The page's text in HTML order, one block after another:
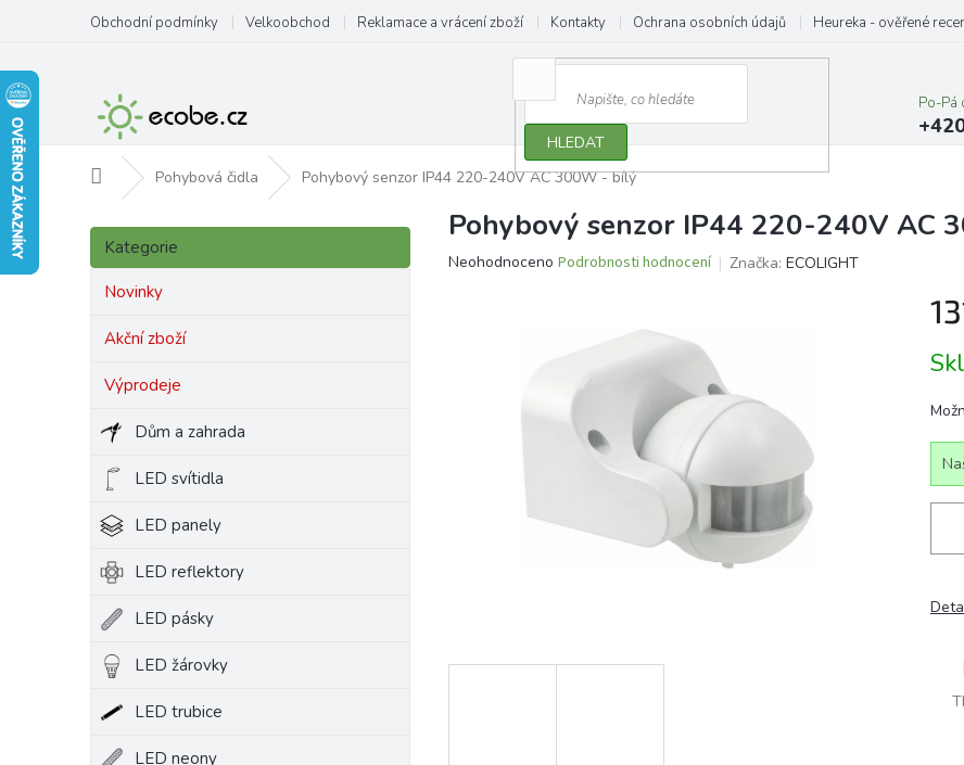
obsah
Obchodní podmínky Velkoobchod Reklamace a vrácení zboží Kontakty Ochrana osobních údajů Heureka - ověřené
HLEDAT
Po-Pá
Domů Pohybová čidla Pohybový senzor IP44 220-240V AC 300W - bílý
P
s
p
Přeskočit
kategorie
Kategorie
Novinky
Akční zboží
Výprodeje
Dům a zahrada
LED svítidla
LED panely
LED reflektory
LED pásky
LED žárovky
LED trubice
LED neony
Pohybový senzor IP44 220-240V AC
Průměrné
Neohodnoceno Podrobnosti hodnocení Značka: ECOLIGHT
cena: